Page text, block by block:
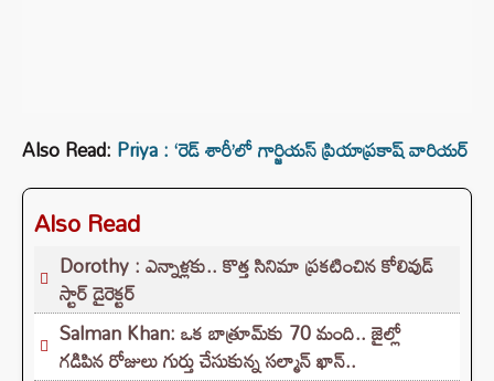
Also Read: Priya : ‘రెడ్ శారీ’లో గార్జియస్ ప్రియాప్రకాష్ వారియర్
Also Read
Dorothy : ఎన్నాళ్లకు.. కొత్త సినిమా ప్రకటించిన కోలివుడ్
స్టార్ డైరెక్టర్
Salman Khan: ఒక బాత్రూమ్‌కు 70 మంది.. జైల్లో
గడిపిన రోజులు గుర్తు చేసుకున్న సల్మాన్ ఖాన్..